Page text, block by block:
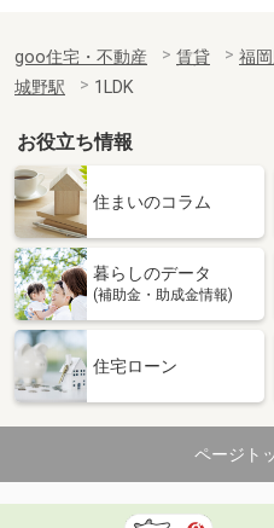
goo住宅・不動産 賃貸 福
城野駅
1LDK
お役立ち情報
住まいのコラム
暮らしのデータ
(補助金・助成金情報)
住宅ローン
ページト